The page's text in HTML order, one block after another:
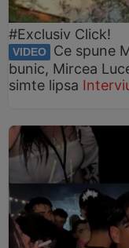
#Exclusiv Click!
VIDEO
Ce spune
bunic, Mircea
simte lipsa